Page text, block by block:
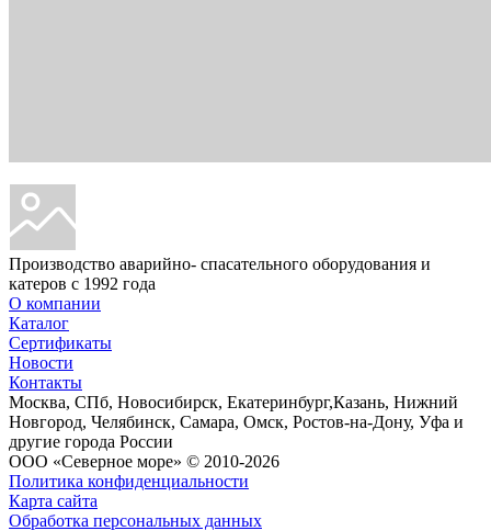
Производство аварийно- спасательного оборудования и
катеров с 1992 года
О компании
Каталог
Сертификаты
Новости
Контакты
Москва, СПб, Новосибирск, Екатеринбург,Казань, Нижний
Новгород, Челябинск, Самара, Омск, Ростов-на-Дону, Уфа и
другие города России
ООО «Северное море» © 2010-2026
Политика конфиденциальности
Карта сайта
Обработка персональных данных